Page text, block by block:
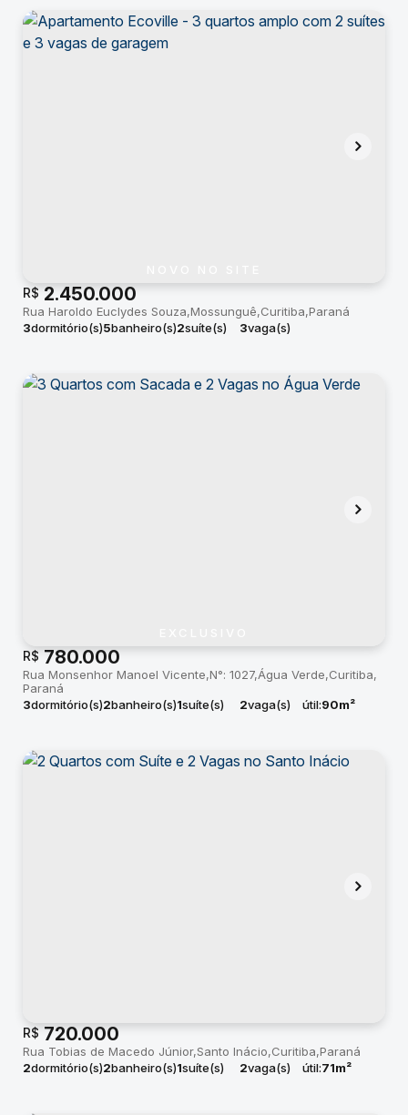
R$ 2.450.000
Rua Haroldo Euclydes Souza Mossunguê Curitiba Paraná
3dormitório(s)5banheiro(s)2suíte(s) 3vaga(s)
R$ 780.000
Rua Monsenhor Manoel Vicente N°: 1027 Água Verde Curitiba
Paraná
3dormitório(s)2banheiro(s)1suíte(s) 2vaga(s) útil:90m²
R$ 720.000
Rua Tobias de Macedo Júnior Santo Inácio Curitiba Paraná
2dormitório(s)2banheiro(s)1suíte(s) 2vaga(s) útil:71m²